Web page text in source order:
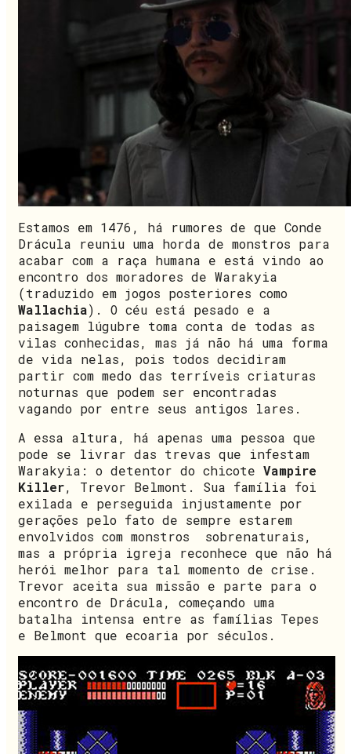
Estamos em 1476, há rumores de que Conde
Drácula reuniu uma horda de monstros para
acabar com a raça humana e está vindo ao
encontro dos moradores de Warakyia
(traduzido em jogos posteriores como
Wallachia). O céu está pesado e a
paisagem lúgubre toma conta de todas as
vilas conhecidas, mas já não há uma forma
de vida nelas, pois todos decidiram
partir com medo das terríveis criaturas
noturnas que podem ser encontradas
vagando por entre seus antigos lares.
A essa altura, há apenas uma pessoa que
pode se livrar das trevas que infestam
Warakyia: o detentor do chicote Vampire
Killer, Trevor Belmont. Sua família foi
exilada e perseguida injustamente por
gerações pelo fato de sempre estarem
envolvidos com monstros sobrenaturais,
mas a própria igreja reconhece que não há
herói melhor para tal momento de crise.
Trevor aceita sua missão e parte para o
encontro de Drácula, começando uma
batalha intensa entre as famílias Tepes
e Belmont que ecoaria por séculos.